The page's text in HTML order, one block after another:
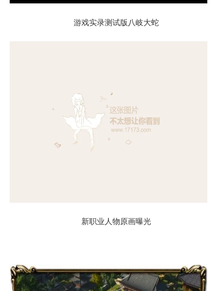
游戏实录测试版八岐大蛇
新职业人物原画曝光